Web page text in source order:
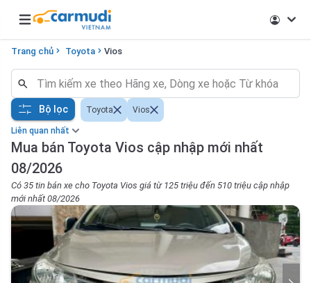
Open main menu
Trang chủ Toyota Vios
Liên quan nhất
Mua bán Toyota Vios cập nhập mới nhất
08/2026
Có 35 tin bán xe cho Toyota Vios giá từ 125 triệu đến 510 triệu cập nhập
mới nhất 08/2026
Bộ lọc Toyota Vios